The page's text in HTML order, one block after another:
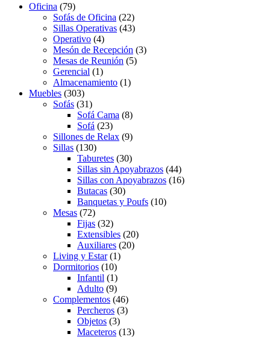
Oficina (79)
Sofás de Oficina (22)
Sillas Operativas (43)
Operativo (4)
Mesón de Recepción (3)
Mesas de Reunión (5)
Gerencial (1)
Almacenamiento (1)
Muebles (303)
Sofás (31)
Sofá Cama (8)
Sofá (23)
Sillones de Relax (9)
Sillas (130)
Taburetes (30)
Sillas sin Apoyabrazos (44)
Sillas con Apoyabrazos (16)
Butacas (30)
Banquetas y Poufs (10)
Mesas (72)
Fijas (32)
Extensibles (20)
Auxiliares (20)
Living y Estar(1)
Dormitorios (10)
Infantil (1)
Adulto (9)
Complementos (46)
Percheros (3)
Objetos (3)
Maceteros (13)